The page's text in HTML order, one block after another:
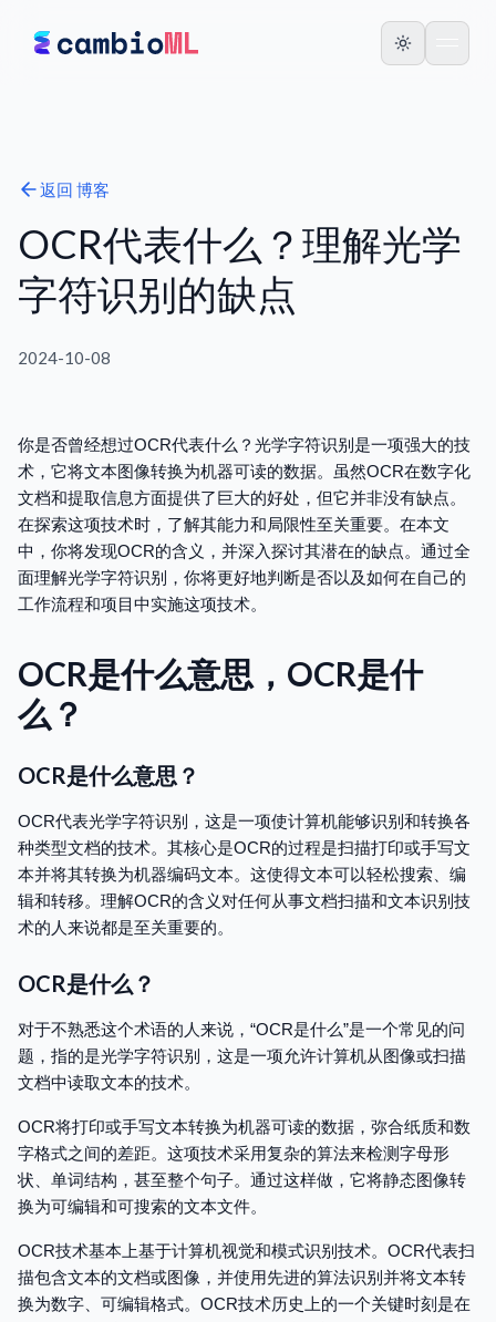
返回 博客
OCR代表什么？理解光学
字符识别的缺点
2024-10-08
你是否曾经想过OCR代表什么？光学字符识别是一项强大的技
术，它将文本图像转换为机器可读的数据。虽然OCR在数字化
文档和提取信息方面提供了巨大的好处，但它并非没有缺点。
在探索这项技术时，了解其能力和局限性至关重要。在本文
中，你将发现OCR的含义，并深入探讨其潜在的缺点。通过全
面理解光学字符识别，你将更好地判断是否以及如何在自己的
工作流程和项目中实施这项技术。
OCR是什么意思，OCR是什
么？
OCR是什么意思？
OCR代表光学字符识别，这是一项使计算机能够识别和转换各
种类型文档的技术。其核心是OCR的过程是扫描打印或手写文
本并将其转换为机器编码文本。这使得文本可以轻松搜索、编
辑和转移。理解OCR的含义对任何从事文档扫描和文本识别技
术的人来说都是至关重要的。
OCR是什么？
对于不熟悉这个术语的人来说，“OCR是什么”是一个常见的问
题，指的是光学字符识别，这是一项允许计算机从图像或扫描
文档中读取文本的技术。
OCR将打印或手写文本转换为机器可读的数据，弥合纸质和数
字格式之间的差距。这项技术采用复杂的算法来检测字母形
状、单词结构，甚至整个句子。通过这样做，它将静态图像转
换为可编辑和可搜索的文本文件。
OCR技术基本上基于计算机视觉和模式识别技术。OCR代表扫
描包含文本的文档或图像，并使用先进的算法识别并将文本转
换为数字、可编辑格式。OCR技术历史上的一个关键时刻是在